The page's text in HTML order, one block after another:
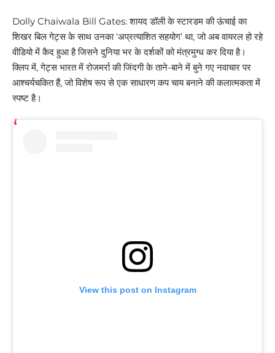
Dolly Chaiwala Bill Gates: शायद डॉली के स्टारडम की ऊंचाई का
शिखर बिल गेट्स के साथ उनका ‘अप्रत्याशित सहयोग’ था, जो अब वायरल हो रहे
वीडियो में कैद हुआ है जिसने दुनिया भर के दर्शकों को मंत्रमुग्ध कर दिया है।
क्लिप में, गेट्स भारत में रोजमर्रा की जिंदगी के ताने-बाने में बुने गए नवाचार पर
आश्चर्यचकित हैं, जो विशेष रूप से एक साधारण कप चाय बनाने की कलात्मकता में
स्पष्ट है।
View this post on Instagram